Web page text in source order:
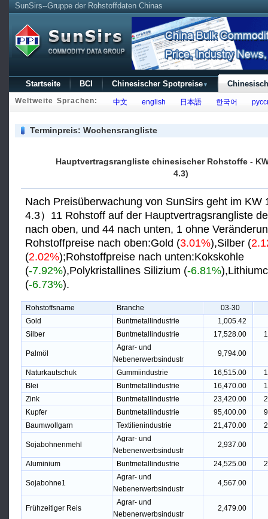
SunSirs--Gruppe der Rohstoffdaten Chinas
Startseite BCI Chinesischer Spotpreise ▼
Weltweite Sprachen: 中文 english 日本語 한국어
Terminpreis: Wochensrangliste
Hauptvertragsrangliste chinesischer Rohstoffe -
4.3)
Nach Preisüberwachung von SunSirs geht im KW
4.3）11 Rohstoff auf der Hauptvertragsrangliste
nach oben, und 44 nach unten, 1 ohne
Rohstoffpreise nach oben:Gold (3.01%),Silber (
(2.02%);Rohstoffpreise nach unten:Kokskohle
(-7.92%),Polykristallines Silizium (-6.81%
(-6.73%).
Rohstoffsname Branche
03-30
Gold
Buntmetallindustrie
1,005.42
Silber
Buntmetallindustrie 17,528.00
Palmöl
Agrar- und
Nebenerwerbsindustr
9,794.00
Naturkautschuk Gummiindustrie 16,515.00
Blei
Buntmetallindustrie 16,470.00
Zink
Buntmetallindustrie 23,420.00
Kupfer
Buntmetallindustrie 95,400.00
Baumwollgarn
Textilienindustrie 21,470.00
Sojabohnenmehl
Agrar- und
Nebenerwerbsindustr
2,937.00
Aluminium Buntmetallindustrie 24,525.00
Sojabohne1
Agrar- und
Nebenerwerbsindustr
4,567.00
Frühzeitiger Reis
Agrar- und
Nebenerwerbsindustr
2,479.00